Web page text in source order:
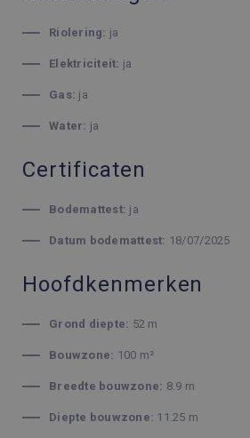
Riolering: ja
Elektriciteit: ja
Gas: ja
Water: ja
Certificaten
Bodemattest: ja
Datum bodemattest: 18/07/2025
Hoofdkenmerken
Grond diepte: 52 m
Bouwzone: 100 m²
Breedte bouwzone: 8.9 m
Diepte bouwzone: 11.25 m